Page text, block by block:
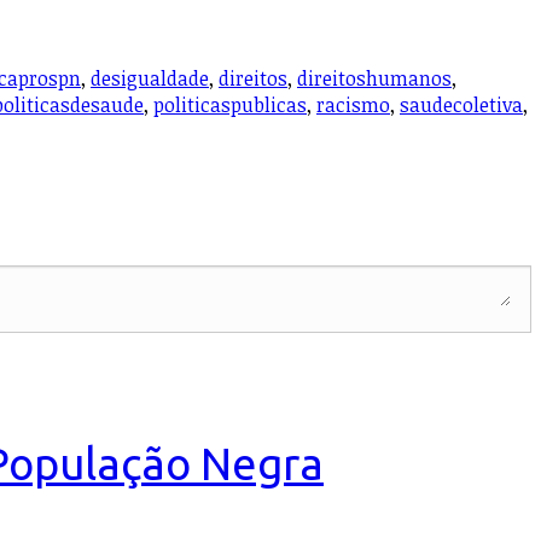
, desigualdade, direitos, direitoshumanos,
, politicaspublicas, racismo, saudecoletiva,
Negra